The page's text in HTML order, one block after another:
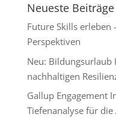
Neueste Beiträge
Future Skills
Perspektiven
Neu: Bildungsurlaub
nachhaltigen
Gallup Engagement
Tiefenanalyse für